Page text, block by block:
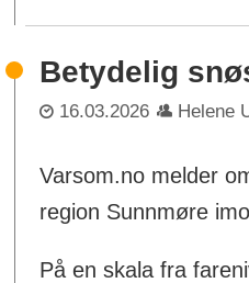
Betydelig
16.03.2026 Helene
Varsom.no melder
region Sunnmøre
På en skala fra